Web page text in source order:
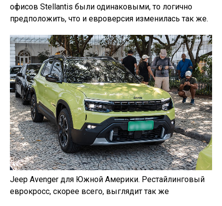
офисов Stellantis были одинаковыми, то логично
предположить, что и евроверсия изменилась так же.
Jeep Avenger для Южной Америки. Рестайлинговый
еврокросс, скорее всего, выглядит так же